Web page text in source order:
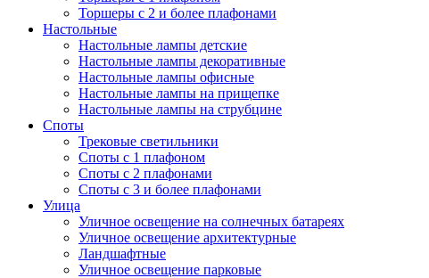
Торшеры с 2 и более плафонами
Настольные
Настольные лампы детские
Настольные лампы декоративные
Настольные лампы офисные
Настольные лампы на прищепке
Настольные лампы на струбцине
Споты
Трековые светильники
Споты с 1 плафоном
Споты с 2 плафонами
Споты с 3 и более плафонами
Улица
Уличное освещение на солнечных батареях
Уличное освещение архитектурные
Ландшафтные
Уличное освещение парковые